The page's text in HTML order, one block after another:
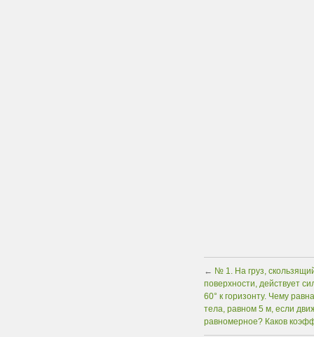
← № 1. На груз,
поверхности, действует
60° к горизонту. Чему
тела, равном 5 м, если
равномерное? Каков